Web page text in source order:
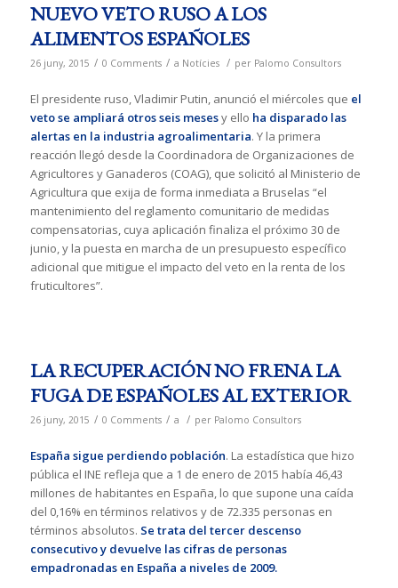
NUEVO VETO RUSO A LOS
ALIMENTOS ESPAÑOLES
26 juny, 2015 / 0 Comments / a Notícies / per Palomo Consultors
El presidente ruso, Vladimir Putin, anunció el miércoles que el
veto se ampliará otros seis mesesy ello ha disparado las
alertas en la industria agroalimentaria. Y la primera
reacción llegó desde la Coordinadora de Organizaciones de
Agricultores y Ganaderos (COAG), que solicitó al Ministerio de
Agricultura que exija de forma inmediata a Bruselas “el
mantenimiento del reglamento comunitario de medidas
compensatorias, cuya aplicación finaliza el próximo 30 de
junio, y la puesta en marcha de un presupuesto específico
adicional que mitigue el impacto del veto en la renta de los
fruticultores”.
LA RECUPERACIÓN NO FRENA LA
FUGA DE ESPAÑOLES AL EXTERIOR
26 juny, 2015 / 0 Comments / a / per Palomo Consultors
España sigue perdiendo población. La estadística que hizo
pública el INE refleja que a 1 de enero de 2015 había 46,43
millones de habitantes en España, lo que supone una caída
del 0,16% en términos relativos y de 72.335 personas en
términos absolutos. Se trata del tercer descenso
consecutivo y devuelve las cifras de personas
empadronadas en España a niveles de 2009.